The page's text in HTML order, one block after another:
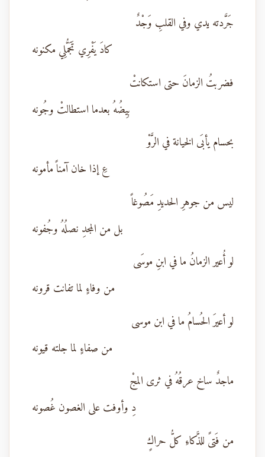
جَرَّدته يدي وفي القلبِ وَجْدٌ
كادَ يَفْرِي تَجَمُّلِي مكنونه
فضربتُ الزمانَ حتى استكانتْ
بِيضُهُ بعدما استطالتْ وجُونه
بحسام يأبَى الخيانة في الرَّوْ
عِ إذا خان آمناً مأمونه
ليس من جوهرِ الحديدِ مَصُوغاً
بل من المجدِ نصلُهُ وجُفونه
لو أُعير الزمانُ ما في ابنِ موسَى
من وفاءٍ لما تفانت قرونه
لو أعيرَ الحُسامُ ما في ابن موسى
من صفاءٍ لما جلته قيونه
ماجدٌ ساخ عرقُهُ في ثرى المجْ
دِ وأوفت على الغصون غُصونه
من فَتىً للذَّكاءِ كلُّ حراكٍ